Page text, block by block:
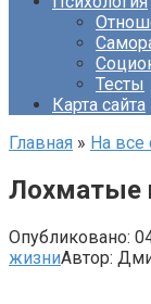
Тесты
Карта сайта
Главная » На все
Лохматые
Опубликовано:
жизниАвтор: